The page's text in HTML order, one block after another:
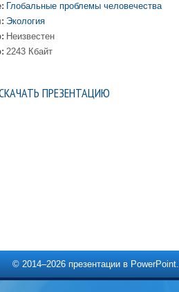
Глобальные проблемы человечества
Экология
Неизвестен
2243 Кбайт
ПРЕЗЕНТАЦИЮ
© 2014–2026 презентации в PowerPoint.